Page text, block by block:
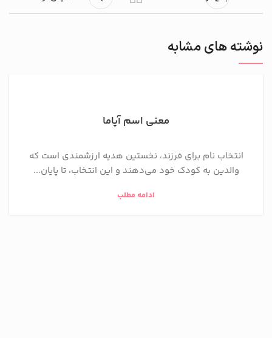
نوشته های مشابه
معنی اسم آپاما
انتخاب نام برای فرزند، نخستین هدیه ارزشمندی است که
والدین به کودک خود می‌دهند و این انتخاب، تا پایان...
ادامه مطلب